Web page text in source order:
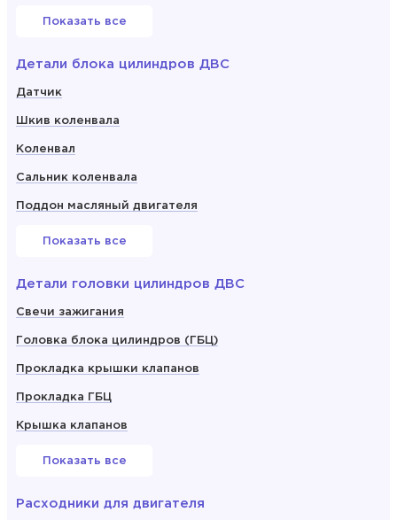
Показать все
Детали блока цилиндров ДВС
Датчик
Шкив коленвала
Коленвал
Сальник коленвала
Поддон масляный двигателя
Показать все
Детали головки цилиндров ДВС
Свечи зажигания
Головка блока цилиндров (ГБЦ)
Прокладка крышки клапанов
Прокладка ГБЦ
Крышка клапанов
Показать все
Расходники для двигателя